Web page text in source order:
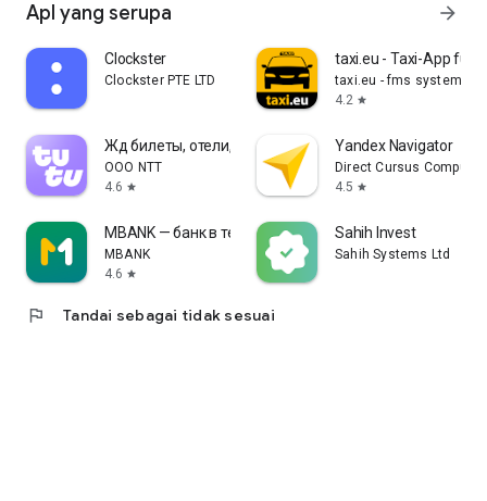
Apl yang serupa arrow_forward
Clockster
Clockster PTE LTD
taxi.eu - Taxi-App für
taxi.eu - fms systems
4.2 star
Жд билеты, отели, авиабилеты
OOO NTT
4.6 star
Yandex Navigator
Direct Cursus
4.5 star
MBANK — банк в телефоне
MBANK
4.6 star
Sahih Invest
Sahih Systems Ltd
flag Tandai sebagai tidak sesuai